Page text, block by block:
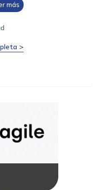
más
>